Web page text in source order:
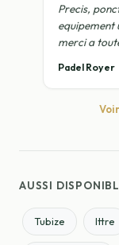
Precis,
equipement
merci a
Padel Royer
AUSSI
Tubize Ittre